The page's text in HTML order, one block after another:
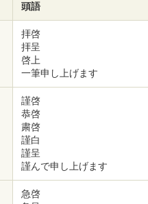
頭語
拝啓
拝呈
啓上
一筆申し上げます
謹啓
恭啓
粛啓
謹白
謹呈
謹んで申し上げます
急啓